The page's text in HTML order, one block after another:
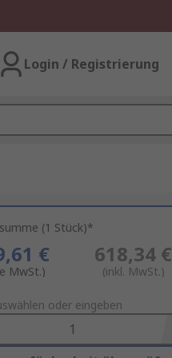
Login / Registrierung
(1 Stück)*
€
MwSt.)
618,34 €
(inkl. MwSt.)
oder eingeben